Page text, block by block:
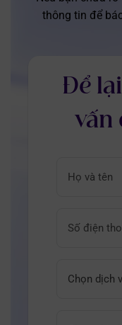
thông tin để
Để
vấn